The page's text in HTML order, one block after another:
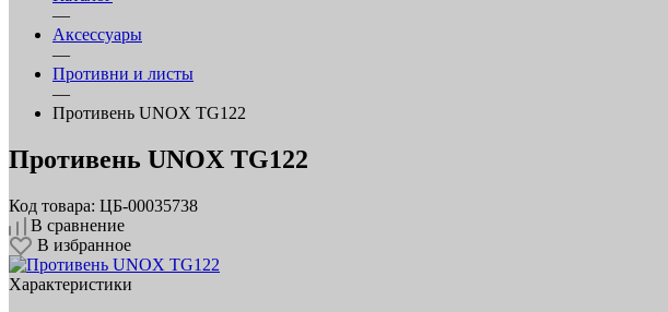
—
Аксессуары
—
Противни и листы
—
Противень UNOX TG122
Противень UNOX TG122
Код товара: ЦБ-00035738
В сравнение
В избранное
Характеристики